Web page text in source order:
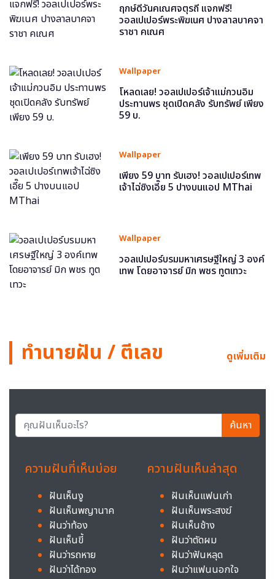
ฤกษ์ดีวันคเณศจตุรถี แจกฟรี!
วอลเปเปอร์พระพิฆเนศ ปางลาลบาคจา
ราชา คเณศ
Wallpaper
โหลดเลย! วอลเปเปอร์เจ้าแม่กวนอิม
ประทานพร ชุดเปิดคลัง รับทรัพย์ เพียง
59 บ.
Wallpaper
เพียง 59 บาท รับเฮง! วอลเปเปอร์เทพ
เจ้าไฉ่ซิงเอี๊ย 5 ปางบนแอป MThai
Wallpaper
วอลเปเปอร์บรมมหาเศรษฐีใหญ่ 3 องค์
เทพ โดยอาจารย์ มิก พชร ทูตเทวะ
ทำนายฝัน / ตีเลข ดูเพิ่มเติม
ค้นหา
ความฝันที่เห็นบ่อย
ฝันเห็นงู
ฝันเห็นพญานาค
ฝันว่าท้อง
ฝันเห็นขี้
ฝันว่ารถหาย
ฝันว่าได้ทอง
ความฝันเห็นล่าสุด
ฝันเห็นแฟนเก่า
ฝันเห็นพระสงฆ์
ฝันเห็นช้าง
ฝันว่าตัดผม
ฝันว่าฟันหลุด
ฝันว่าแฟนนอกใจ